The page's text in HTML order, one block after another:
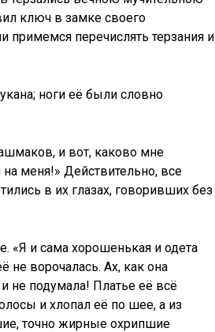
ключ в замке своего
примемся перечислять терзания и
ноги её были словно
и вот, каково мне
меня!» Действительно, все
в их глазах, говоривших без
«Я и сама хорошенькая и одета
не ворочалась. Ах, как она
не подумала! Платье её всё
и хлопал её по шее, а из
точно жирные охрипшие